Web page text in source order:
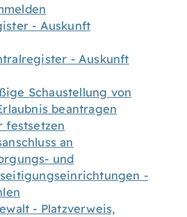
- Auskunft
- Auskunft
Schaustellung von
beantragen
festsetzen
an
und
-
- Platzverweis,